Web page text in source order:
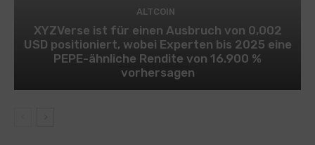
ALTCOIN
XYZVerse ist für einen Ausbruch von 0,002
USD positioniert, wobei Experten bis 2025 eine
PEPE-ähnliche Rendite von 16.900 %
vorhersagen